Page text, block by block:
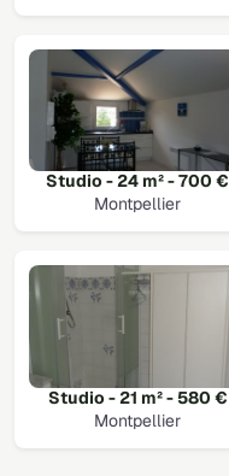
Studio - 24 m² - 700 €
Montpellier
Studio - 21 m² - 580 €
Montpellier